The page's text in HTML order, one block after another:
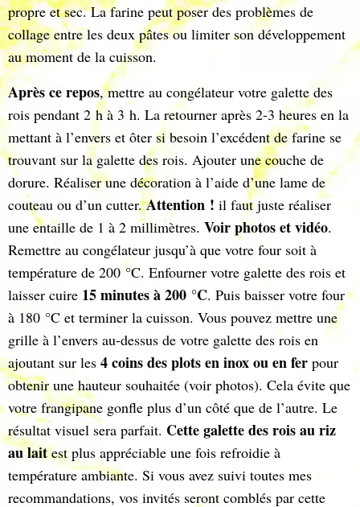
propre et sec. La farine peut poser des problèmes de
collage entre les deux pâtes ou limiter son développement
au moment de la cuisson.
Après ce repos, mettre au congélateur votre galette des
rois pendant 2 h à 3 h. La retourner après 2-3 heures en la
mettant à l’envers et ôter si besoin l’excédent de farine se
trouvant sur la galette des rois. Ajouter une couche de
dorure. Réaliser une décoration à l’aide d’une lame de
couteau ou d’un cutter.Attention ! il faut juste réaliser
une entaille de 1 à 2 millimètres. Voir photos et vidéo.
Remettre au congélateur jusqu’à que votre four soit à
température de 200 °C. Enfourner votre galette des rois et
laisser cuire 15 minutes à 200 °C. Puis baisser votre four
à 180 °C et terminer la cuisson. Vous pouvez mettre une
grille à l’envers au-dessus de votre galette des rois en
ajoutant sur les 4 coins des plots en inox ou en fer pour
obtenir une hauteur souhaitée (voir photos). Cela évite que
votre frangipane gonfle plus d’un côté que de l’autre. Le
résultat visuel sera parfait. Cette galette des rois au riz
au laitest plus appréciable une fois refroidie à
température ambiante. Si vous avez suivi toutes mes
recommandations, vos invités seront comblés par cette